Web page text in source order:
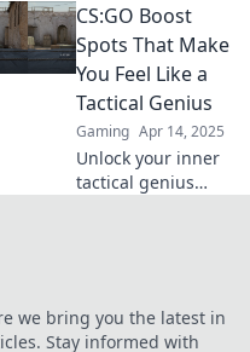
hidden boost
spots and gain the
upper hand in
your matches.
Click to level up
your strategy!
CS:GO Boost
Spots That Make
You Feel Like a
Tactical Genius
Gaming Apr 14, 2025
Unlock your inner
tactical genius
before.
we bring you the latest in
Stay informed with